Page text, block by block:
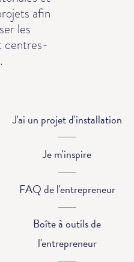
afin
les
centres-
J'ai un projet d'installation
Je m'inspire
FAQ de l'entrepreneur
Boîte à outils de
l'entrepreneur